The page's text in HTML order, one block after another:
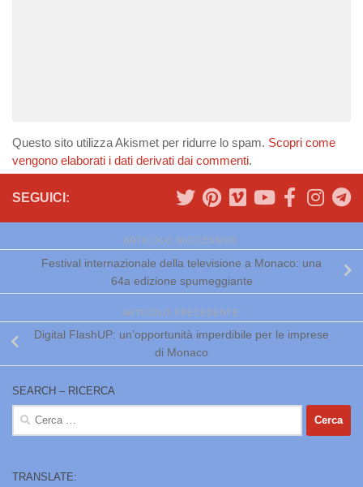
Questo sito utilizza Akismet per ridurre lo spam. Scopri come
vengono elaborati i dati derivati dai commenti.
SEGUICI:
ARTICOLO SUCCESSIVO
Festival internazionale della televisione a Monaco: una
64a edizione spumeggiante
ARTICOLO PRECEDENTE
Digital FlashUP: un’opportunità imperdibile per le imprese
di Monaco
SEARCH – RICERCA
Ricerca
TRANSLATE: